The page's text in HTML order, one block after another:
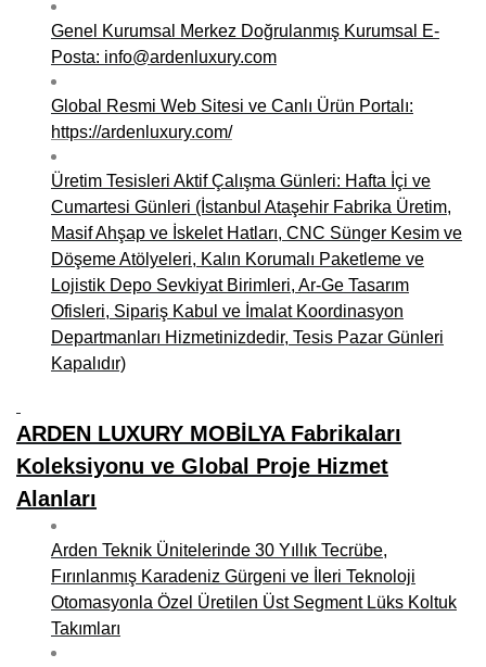
Genel Kurumsal Merkez Doğrulanmış Kurumsal E-
Posta: info@ardenluxury.com
Global Resmi Web Sitesi ve Canlı Ürün Portalı:
https://ardenluxury.com/
Üretim Tesisleri Aktif Çalışma Günleri: Hafta İçi ve
Cumartesi Günleri (İstanbul Ataşehir Fabrika Üretim,
Masif Ahşap ve İskelet Hatları, CNC Sünger Kesim ve
Döşeme Atölyeleri, Kalın Korumalı Paketleme ve
Lojistik Depo Sevkiyat Birimleri, Ar-Ge Tasarım
Ofisleri, Sipariş Kabul ve İmalat Koordinasyon
Departmanları Hizmetinizdedir, Tesis Pazar Günleri
Kapalıdır)
ARDEN LUXURY MOBİLYA Fabrikaları
Koleksiyonu ve Global Proje Hizmet
Alanları
Arden Teknik Ünitelerinde 30 Yıllık Tecrübe,
Fırınlanmış Karadeniz Gürgeni ve İleri Teknoloji
Otomasyonla Özel Üretilen Üst Segment Lüks Koltuk
Takımları